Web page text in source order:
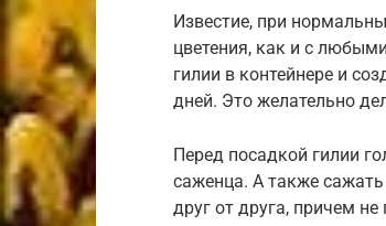
Известие, при
цветения, как и с
гилии в контейнере и
дней. Это желательно
Перед посадкой гилии
саженца. А также
друг от друга, причем